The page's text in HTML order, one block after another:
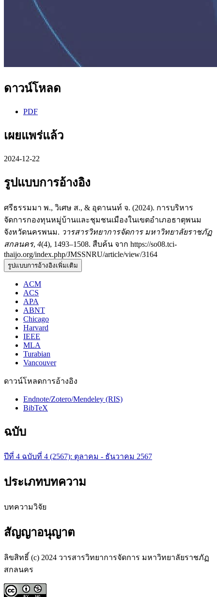
ดาวน์โหลด
PDF
เผยแพร่แล้ว
2024-12-22
รูปแบบการอ้างอิง
ศรีธรรมมา พ., วิเศษ ส., & อุดานนท์ จ. (2024). การบริหาร
จัดการกองทุนหมู่บ้านและชุมชนเมืองในเขตอำเภอธาตุพนม
จังหวัดนครพนม. วารสารวิทยาการจัดการ มหาวิทยาลัยราชภัฏ
สกลนคร, 4(4), 1493–1508. สืบค้น จาก https://so08.tci-
thaijo.org/index.php/JMSSNRU/article/view/3164
รูปแบบการอ้างอิงเพิ่มเติม
ACM
ACS
APA
ABNT
Chicago
Harvard
IEEE
MLA
Turabian
Vancouver
ดาวน์โหลดการอ้างอิง
Endnote/Zotero/Mendeley (RIS)
BibTeX
ฉบับ
ปีที่ 4 ฉบับที่ 4 (2567): ตุลาคม - ธันวาคม 2567
ประเภทบทความ
บทความวิจัย
สัญญาอนุญาต
ลิขสิทธิ์ (c) 2024 วารสารวิทยาการจัดการ มหาวิทยาลัยราชภัฏ
สกลนคร